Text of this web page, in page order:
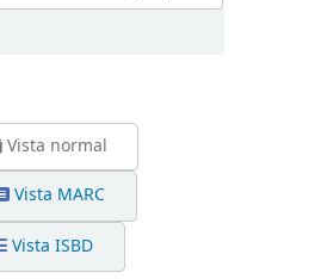
Vista normal
Vista MARC
Vista ISBD